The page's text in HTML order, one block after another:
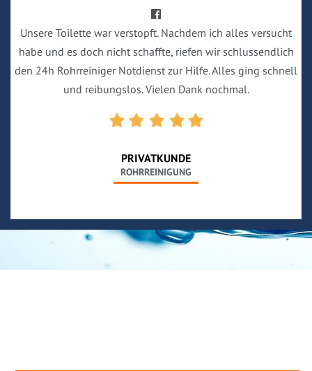
Unsere Toilette war verstopft. Nachdem ich alles versucht
habe und es doch nicht schaffte, riefen wir schlussendlich
den 24h Rohrreiniger Notdienst zur Hilfe. Alles ging schnell
und reibungslos. Vielen Dank nochmal.
PRIVATKUNDE
ROHRREINIGUNG